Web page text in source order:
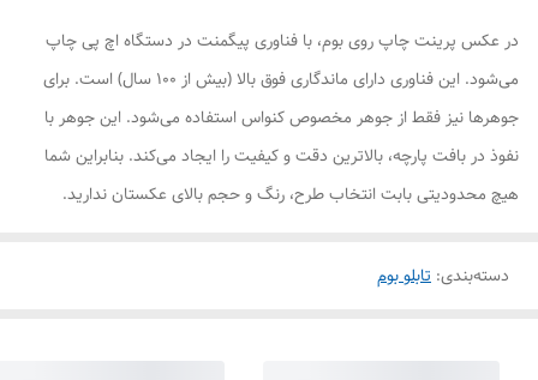
در عکس پرینت چاپ روی بوم، با فناوری پیگمنت در دستگاه اچ پی چاپ
می‌شود. این فناوری دارای ماندگاری فوق بالا (بیش از ۱۰۰ سال) است. برای
جوهرها نیز فقط از جوهر مخصوص کنواس استفاده می‌شود. این جوهر با
نفوذ در بافت پارچه، بالاترین دقت و کیفیت را ایجاد می‌کند. بنابراین شما
هیچ محدودیتی بابت انتخاب طرح، رنگ و حجم بالای عکستان ندارید.
دسته‌بندی: تابلو بوم